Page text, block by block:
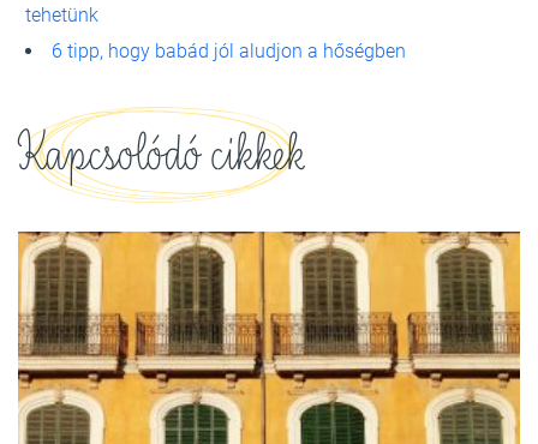
tehetünk
6 tipp, hogy babád jól aludjon a hőségben
Kapcsolódó cikkek